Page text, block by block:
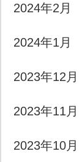
2024年2月
2024年1月
2023年12月
2023年11月
2023年10月